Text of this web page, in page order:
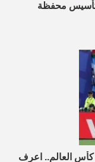
تأسيس محفظة
كأس العالم.. اعرف